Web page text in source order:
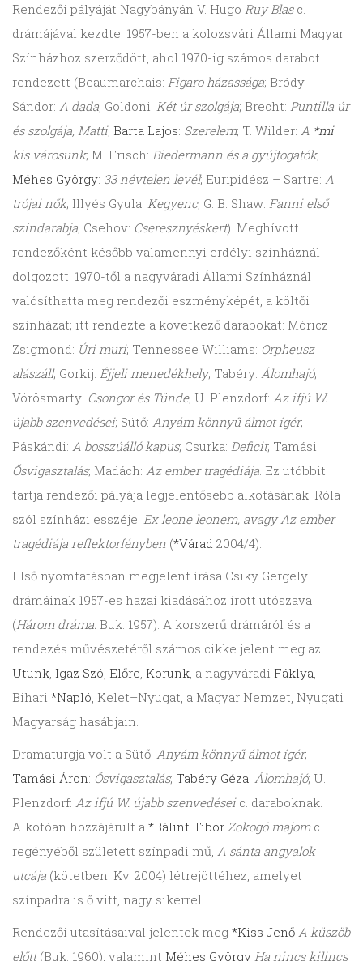
Rendezői pályáját Nagybányán V. Hugo Ruy Blasc.
drámájával kezdte. 1957-ben a kolozsvári Állami Magyar
Színházhoz szerződött, ahol 1970-ig számos darabot
rendezett (Beaumarchais: Figaro házassága; Bródy
Sándor: A dada; Goldoni: Két úr szolgája; Brecht: Puntilla úr
és szolgája, Matti; Barta Lajos: Szerelem; T. Wilder: A *mi
kis városunk; M. Frisch: Biedermann és a gyújtogatók;
Méhes György: 33 névtelen levél; Euripidész – Sartre: A
trójai nők; Illyés Gyula: Kegyenc; G. B. Shaw: Fanni első
színdarabja; Csehov: Cseresznyéskert). Meghívott
rendezőként később valamennyi erdélyi színháznál
dolgozott. 1970-től a nagyváradi Állami Színháznál
valósíthatta meg rendezői eszményképét, a költői
színházat; itt rendezte a következő darabokat: Móricz
Zsigmond: Úri muri; Tennessee Williams: Orpheusz
alászáll; Gorkij: Éjjeli menedékhely; Tabéry: Álomhajó;
Vörösmarty: Csongor és Tünde; U. Plenzdorf: Az ifjú W.
újabb szenvedései; Sütő: Anyám könnyű álmot ígér;
Páskándi: A bosszúálló kapus; Csurka: Deficit; Tamási:
Ősvigasztalás; Madách: Az ember tragédiája. Ez utóbbit
tartja rendezői pályája legjelentősebb alkotásának. Róla
szól színházi esszéje: Ex leone leonem, avagy Az ember
tragédiája reflektorfényben (*Várad 2004/4).
Első nyomtatásban megjelent írása Csiky Gergely
drámáinak 1957-es hazai kiadásához írott utószava
(Három dráma. Buk. 1957). A korszerű drámáról és a
rendezés művészetéről számos cikke jelent meg az
Utunk, Igaz Szó, Előre, Korunk, a nagyváradi Fáklya,
Bihari *Napló, Kelet–Nyugat, a Magyar Nemzet, Nyugati
Magyarság hasábjain.
Dramaturgja volt a Sütő: Anyám könnyű álmot ígér;
Tamási Áron: Ősvigasztalás; Tabéry Géza: Álomhajó; U.
Plenzdorf: Az ifjú W. újabb szenvedéseic. daraboknak.
Alkotóan hozzájárult a *Bálint Tibor Zokogó majom c.
regényéből született színpadi mű, A sánta angyalok
utcája (kötetben: Kv. 2004) létrejöttéhez, amelyet
színpadra is ő vitt, nagy sikerrel.
Rendezői utasításaival jelentek meg *Kiss Jenő A küszöb
előtt(Buk. 1960), valamint Méhes György Ha nincs kilincs